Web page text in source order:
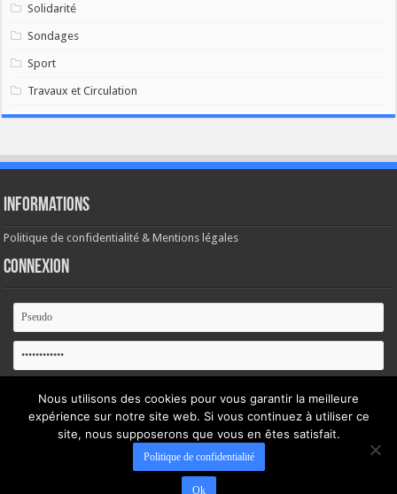
Solidarité
Sondages
Sport
Travaux et Circulation
Informations
Politique de confidentialité & Mentions légales
Connexion
Se souvenir de moi
Mot de passe oublié ?
Nous utilisons des cookies pour vous garantir la meilleure
expérience sur notre site web. Si vous continuez à utiliser ce
site, nous supposerons que vous en êtes satisfait.
Politique de confidentialité
Ok